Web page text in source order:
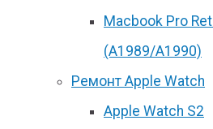
Macbook Pro
(А1989/A1990)
Ремонт Apple Watch
Apple Watch S2